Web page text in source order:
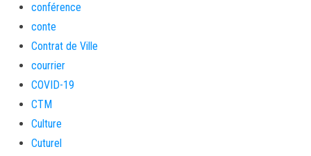
conférence
conte
Contrat de Ville
courrier
COVID-19
CTM
Culture
Cuturel